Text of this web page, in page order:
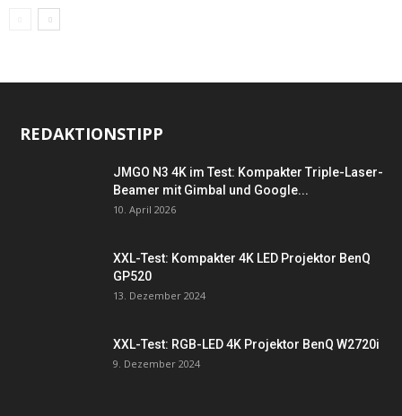
REDAKTIONSTIPP
JMGO N3 4K im Test: Kompakter Triple-Laser-
Beamer mit Gimbal und Google...
10. April 2026
XXL-Test: Kompakter 4K LED Projektor BenQ
GP520
13. Dezember 2024
XXL-Test: RGB-LED 4K Projektor BenQ W2720i
9. Dezember 2024